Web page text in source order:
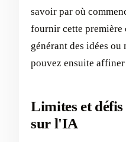
savoir par où
fournir cette
générant des idées
pouvez ensuite
Limites et défis
sur l'IA